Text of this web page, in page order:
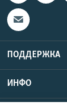
ПОДДЕРЖКА
ИНФО